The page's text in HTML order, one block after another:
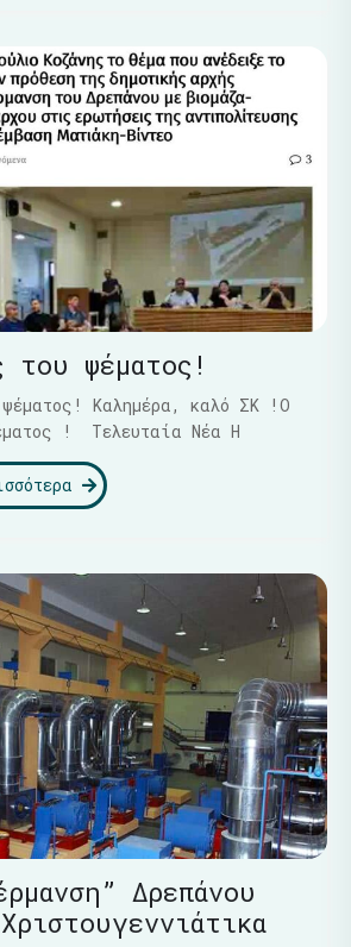
του ψέματος!
Καλημέρα, καλό ΣΚ !Ο
! Τελευταία Νέα Η
Δρεπάνου